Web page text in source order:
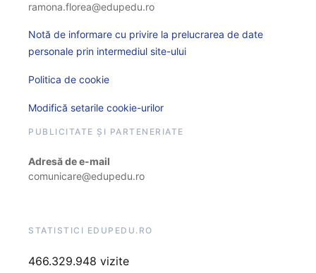
ramona.florea@edupedu.ro
Notă de informare cu privire la prelucrarea de date
personale prin intermediul site-ului
Politica de cookie
Modifică setarile cookie-urilor
PUBLICITATE ȘI PARTENERIATE
Adresă de e-mail
comunicare@edupedu.ro
STATISTICI EDUPEDU.RO
466.329.948 vizite